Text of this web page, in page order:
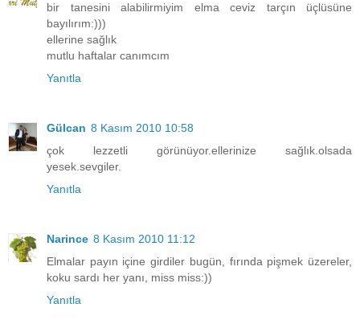
bir tanesini alabilirmiyim elma ceviz tarçın üçlüsüne
bayılırım:)))
ellerine sağlık
mutlu haftalar canımcım
Yanıtla
Gülcan 8 Kasım 2010 10:58
çok lezzetli görünüyor.ellerinize sağlık.olsada
yesek.sevgiler.
Yanıtla
Narince 8 Kasım 2010 11:12
Elmalar payın içine girdiler bugün, fırında pişmek üzereler,
koku sardı her yanı, miss miss:))
Yanıtla